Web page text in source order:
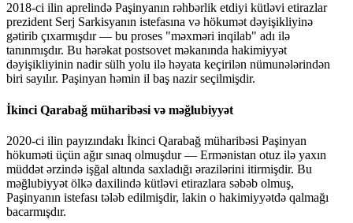
2018-ci ilin aprelində Paşinyanın rəhbərlik etdiyi kütləvi etirazlar
prezident Serj Sarkisyanın istefasına və hökumət dəyişikliyinə
gətirib çıxarmışdır — bu proses "məxməri inqilab" adı ilə
tanınmışdır. Bu hərəkat postsovet məkanında hakimiyyət
dəyişikliyinin nadir sülh yolu ilə həyata keçirilən nümunələrindən
biri sayılır. Paşinyan həmin il baş nazir seçilmişdir.
İkinci Qarabağ müharibəsi və məğlubiyyət
2020-ci ilin payızındakı İkinci Qarabağ müharibəsi Paşinyan
hökuməti üçün ağır sınaq olmuşdur — Ermənistan otuz ilə yaxın
müddət ərzində işğal altında saxladığı ərazilərini itirmişdir. Bu
məğlubiyyət ölkə daxilində kütləvi etirazlara səbəb olmuş,
Paşinyanın istefası tələb edilmişdir, lakin o hakimiyyətdə qalmağı
bacarmışdır.